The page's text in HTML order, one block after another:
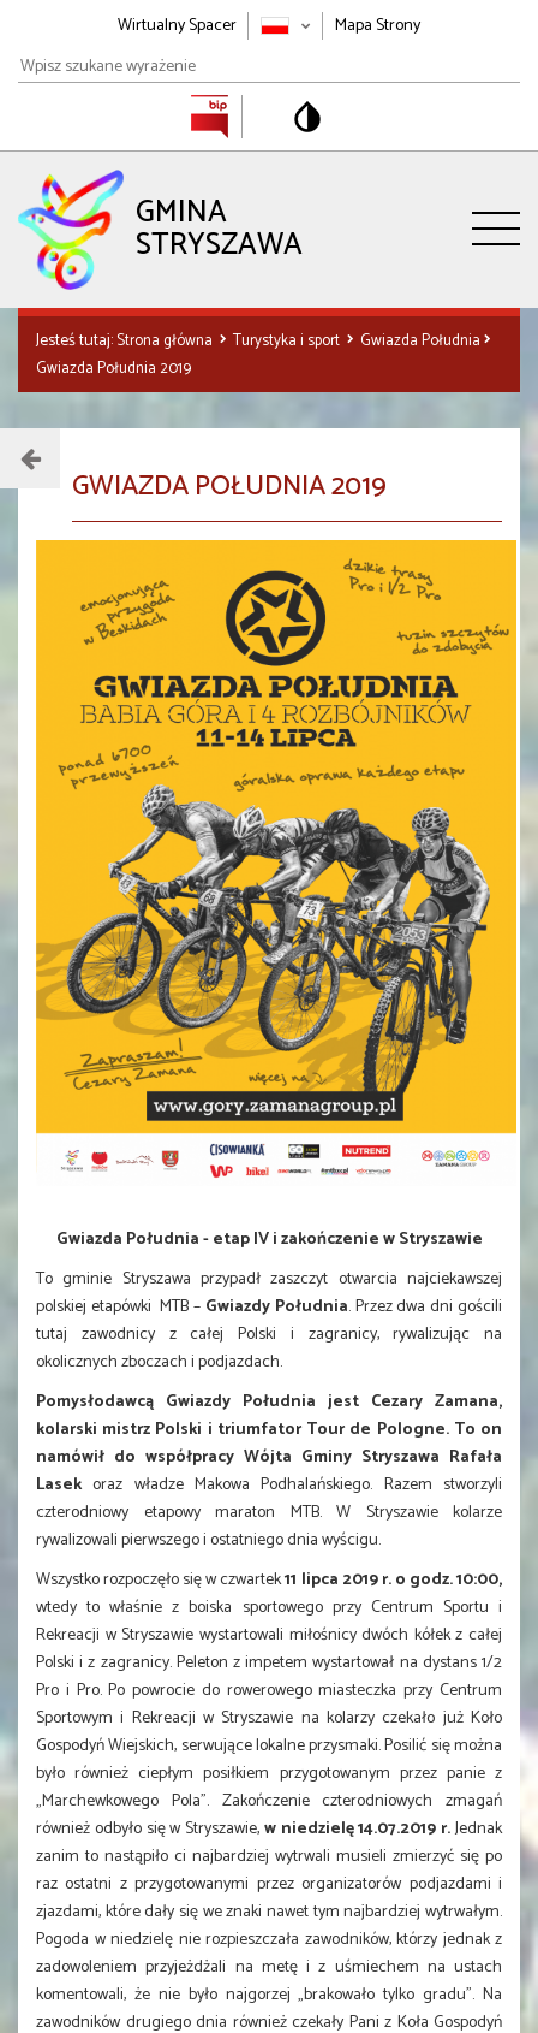
Wirtualny Spacer
Mapa Strony
Wpisz
szukane
GMINA
STRYSZAWA
Jesteś tutaj:Strona główna Turystyka i sport
Gwiazda Południa
Gwiazda Południa 2019
Menu
GWIAZDA POŁUDNIA 2019
Gwiazda Południa - etap IV i zakończenie w Stryszawie
To gminie Stryszawa przypadł zaszczyt otwarcia najciekawszej
polskiej etapówki MTB – Gwiazdy Południa. Przez dwa dni gościli
tutaj zawodnicy z całej Polski i zagranicy, rywalizując na
okolicznych zboczach i podjazdach.
Pomysłodawcą Gwiazdy Południa jest Cezary Zamana,
kolarski mistrz Polski i triumfator Tour de Pologne. To on
namówił do współpracy Wójta Gminy Stryszawa Rafała
Lasekoraz władze Makowa Podhalańskiego. Razem stworzyli
czterodniowy etapowy maraton MTB. W Stryszawie kolarze
rywalizowali pierwszego i ostatniego dnia wyścigu.
Wszystko rozpoczęło się w czwartek11 lipca 2019 r. o godz. 10:00,
wtedy to właśnie z boiska sportowego przy Centrum Sportu i
Rekreacji w Stryszawie wystartowali miłośnicy dwóch kółek z całej
Polski i z zagranicy. Peleton z impetem wystartował na dystans 1/2
Pro i Pro. Po powrocie do rowerowego miasteczka przy Centrum
Sportowym i Rekreacji w Stryszawie na kolarzy czekało już Koło
Gospodyń Wiejskich, serwujące lokalne przysmaki. Posilić się można
było również ciepłym posiłkiem przygotowanym przez panie z
„Marchewkowego Pola”. Zakończenie czterodniowych zmagań
również odbyło się w Stryszawie,w niedzielę 14.07.2019 r.Jednak
zanim to nastąpiło ci najbardziej wytrwali musieli zmierzyć się po
raz ostatni z przygotowanymi przez organizatorów podjazdami i
zjazdami, które dały się we znaki nawet tym najbardziej wytrwałym.
Pogoda w niedzielę nie rozpieszczała zawodników, którzy jednak z
zadowoleniem przyjeżdżali na metę i z uśmiechem na ustach
komentowali, że nie było najgorzej „brakowało tylko gradu”. Na
zawodników drugiego dnia również czekały Pani z Koła Gospodyń